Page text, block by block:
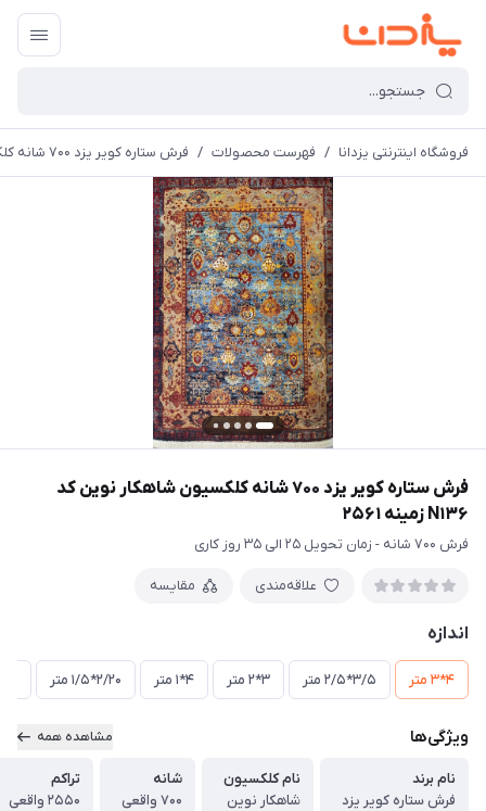
فروشگاه اینترنتی یزدانا / فهرست محصولات / فرش ستاره کویر یزد 700 شانه کلکسیون شاهکار نوین کد N136 زمینه 2561
فرش ستاره کویر یزد 700 شانه کلکسیون شاهکار نوین کد
N136 زمینه 2561
فرش 700 شانه - زمان تحویل 25 الی 35 روز کاری
علاقه‌مندی مقایسه
اندازه
4*3 متر 3/5*2/5 متر 3*2 متر 4*1 متر 2/20*1/5 متر
ویژگی‌ها مشاهده همه
نام برند
فرش ستاره کویر یزد
نام کلکسیون
شاهکار نوین
شانه
700 واقعی
تراکم
2550 واقعی